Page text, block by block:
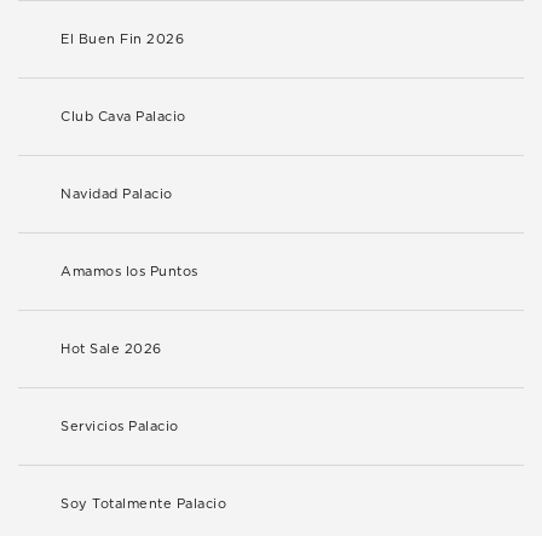
El Buen Fin 2026
Club Cava Palacio
Navidad Palacio
Amamos los Puntos
Hot Sale 2026
Servicios Palacio
Soy Totalmente Palacio